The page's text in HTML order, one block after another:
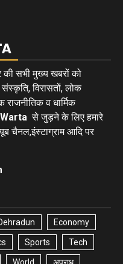
की सभी मुख्य खबरों को
विरासतों, लोक
व धार्मिक
से जुड़ने के लिए हमारे
चैनल,इंस्टाग्राम आदि पर
Economy
Sports Tech